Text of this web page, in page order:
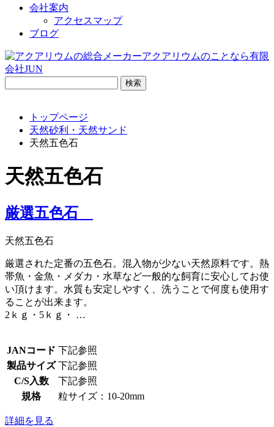
会社案内
アクセスマップ
ブログ
トップページ
天然砂利・天然サンド
天然五色石
天然五色石
厳選五色石
天然五色石
厳選された定番の五色石。混入物が少ない天然原料です。熱
帯魚・金魚・メダカ・水草など一般的な飼育に安心してお使
い頂けます。水質も安定しやすく、洗うことで何度も使用す
ることが出来ます。
2ｋｇ・5ｋｇ・ …
JANコード 下記参照
製品サイズ 下記参照
C/S入数
下記参照
規格
粒サイズ：10-20mm
詳細を見る